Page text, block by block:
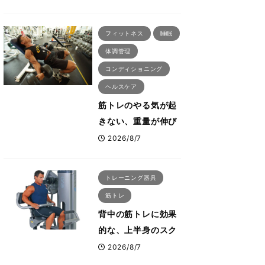
る「回復習慣」
フィットネス 睡眠
体調管理
コンディショニング
ヘルスケア
筋トレのやる気が起
きない、重量が伸び
ない ボディビル世
える食事・睡眠・呼
吸の整え方
2026/8/7
トレーニング器具
筋トレ
背中の筋トレに効果
的な、上半身のスク
ワットとも言われた
2026/8/7